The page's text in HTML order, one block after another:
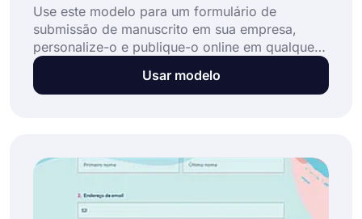
Use este modelo para um formulário de
submissão de manuscrito em sua empresa,
personalize-o e publique-o online em qualquer
lugar. Este modelo de formulário de submissão
de manuscrito permite que os autores façam
formulários; comece a usá-lo gratuitamente
agora mesmo!
Usar modelo